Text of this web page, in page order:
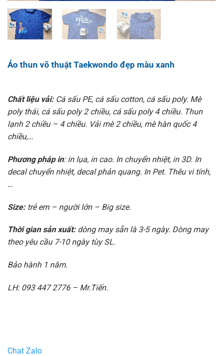
Áo thun võ thuật Taekwondo đẹp màu xanh
Chất liệu vải:Cá sấu PE, cá sấu cotton, cá sấu poly. Mè
poly thái, cá sấu poly 2 chiều, cá sấu poly 4 chiều. Thun
lạnh 2 chiều – 4 chiều. Vải mè 2 chiều, mè hàn quốc 4
chiều,…
Phương pháp in: in lụa, in cao. In chuyển nhiệt, in 3D. In
decal chuyển nhiệt, decal phản quang. In Pet. Thêu vi tính,
…
Size:trẻ em – người lớn – Big size.
Thời gian sản xuất:dòng may sẵn là 3-5 ngày. Dòng may
theo yêu cầu 7-10 ngày tùy SL.
Bảo hành 1 năm.
LH: 093 447 2776 – Mr.Tiến.
Chat Zalo